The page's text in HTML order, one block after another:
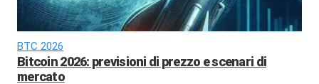
BTC 2026
Bitcoin 2026: previsioni di prezzo e scenari di
mercato